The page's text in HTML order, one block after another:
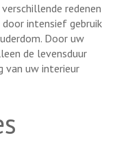
redenen
door intensief gebruik
Door uw
de levensduur
van uw interieur